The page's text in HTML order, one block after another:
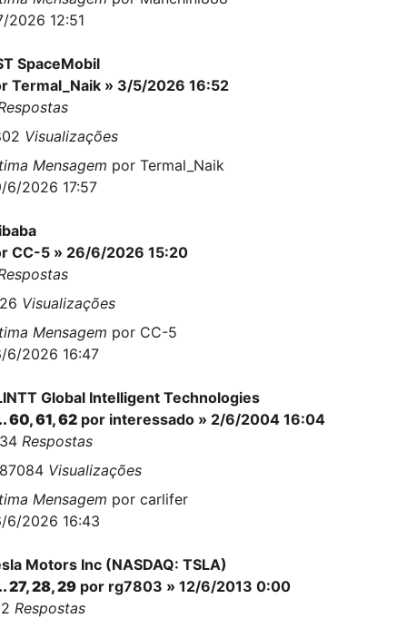
2026 12:51
SpaceMobil
Termal_Naik » 3/5/2026 16:52
Visualizações
Mensagem por Termal_Naik
6/2026 17:57
CC-5 » 26/6/2026 15:20
Visualizações
Mensagem por CC-5
6/2026 16:47
Global Intelligent Technologies
60,61,62 por interessado » 2/6/2004 16:04
Respostas
Visualizações
Mensagem por carlifer
6/2026 16:43
Motors Inc (NASDAQ: TSLA)
27,28,29 por rg7803 » 12/6/2013 0:00
Respostas